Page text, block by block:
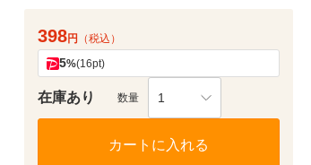
398円 （税込）
5%(16pt)
在庫あり 数量 1
カートに入れる